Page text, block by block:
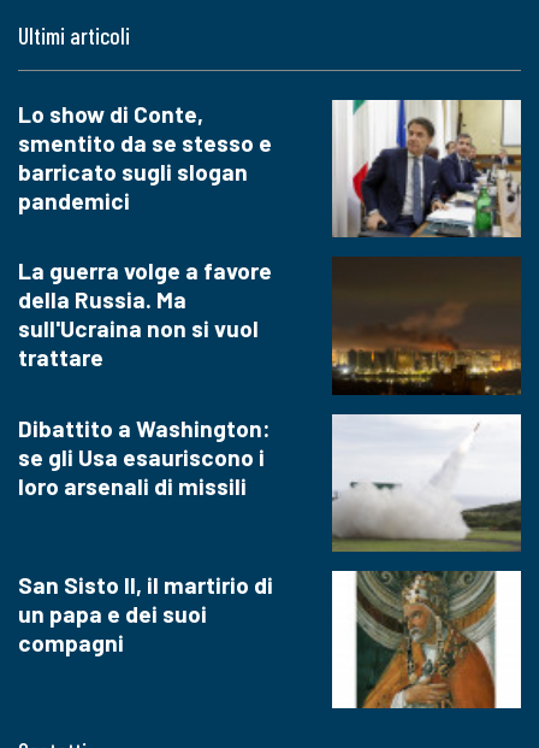
Ultimi articoli
Lo show di Conte,
smentito da se stesso e
barricato sugli slogan
pandemici
La guerra volge a favore
della Russia. Ma
sull'Ucraina non si vuol
trattare
Dibattito a Washington:
se gli Usa esauriscono i
loro arsenali di missili
San Sisto II, il martirio di
un papa e dei suoi
compagni